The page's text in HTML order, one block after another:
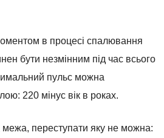
в процесі спалювання
бути незмінним під час всього
пульс можна
220 мінус вік в роках.
переступати яку не можна: